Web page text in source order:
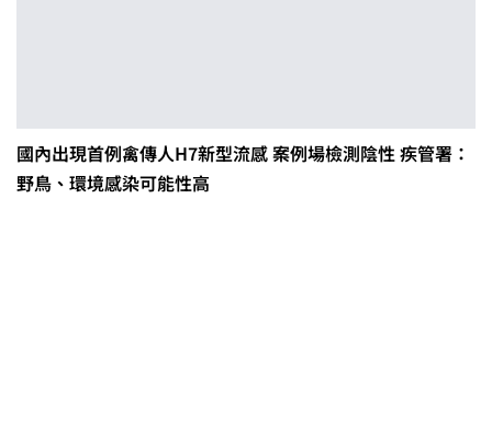
國內出現首例禽傳人H7新型流感 案例場檢測陰性 疾管署：
野鳥、環境感染可能性高